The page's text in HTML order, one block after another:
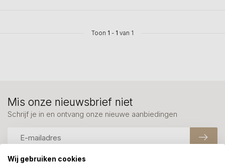
Toon 1 - 1 van 1
Mis onze nieuwsbrief niet
Schrijf je in en ontvang onze nieuwe aanbiedingen
Wij gebruiken cookies